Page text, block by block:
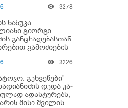
მოკლული
ბარამიძე
3278
ნანუკა
გიორგი
განცხადებასთან
გამოძიების
3226
გეხვეწები" -
დედა კა­
ადას­ტუ­რებს,
მისი შვი­ლის